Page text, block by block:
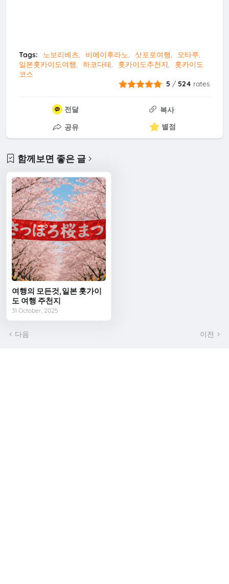
Tags: 노보리베츠 비에이후라노 삿포로여행
오타루
일본홋카이도여행
하코다테 홋카이도추천지
홋카이도
코스
5 /524 rates
전달
복사
공유
별점
함께보면 좋은 글
여행의 모든것,일본 홋가이
도 여행 주천지
2026년 8월 6일 오후 06:40
다음 이전